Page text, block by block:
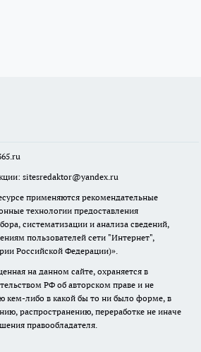
sitesredaktor@yandex.ru
применяются рекомендательные
технологии предоставления
систематизации и анализа сведений,
пользователей сети "Интернет",
Российской Федерации)».
на данном сайте, охраняется в
РФ об авторском праве и не
кем-либо в какой бы то ни было форме, в
распространению, переработке не иначе
правообладателя.